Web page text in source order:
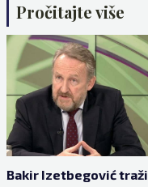
Pročitajte više
Bakir Izetbegović traži